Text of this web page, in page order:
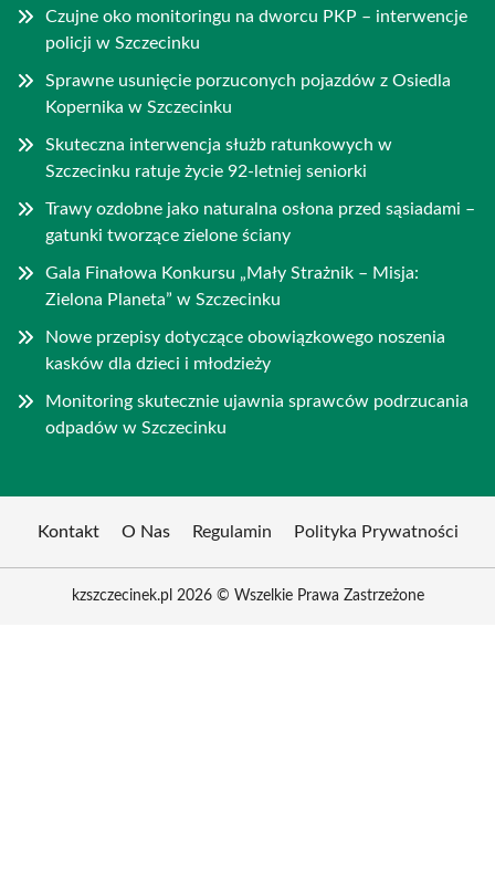
Czujne oko monitoringu na dworcu PKP – interwencje
policji w Szczecinku
Sprawne usunięcie porzuconych pojazdów z Osiedla
Kopernika w Szczecinku
Skuteczna interwencja służb ratunkowych w
Szczecinku ratuje życie 92-letniej seniorki
Trawy ozdobne jako naturalna osłona przed sąsiadami –
gatunki tworzące zielone ściany
Gala Finałowa Konkursu „Mały Strażnik – Misja:
Zielona Planeta” w Szczecinku
Nowe przepisy dotyczące obowiązkowego noszenia
kasków dla dzieci i młodzieży
Monitoring skutecznie ujawnia sprawców podrzucania
odpadów w Szczecinku
Kontakt O Nas Regulamin Polityka Prywatności
kzszczecinek.pl 2026 © Wszelkie Prawa Zastrzeżone